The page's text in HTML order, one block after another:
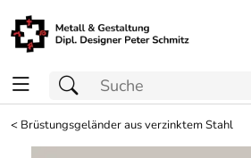
< Brüstungsgeländer aus verzinktem Stahl